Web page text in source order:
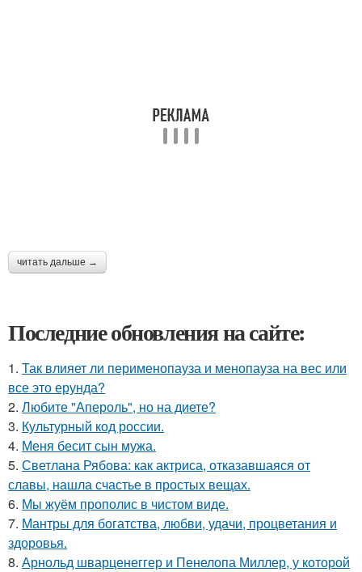
читать дальше →
Последние обновления на сайте:
1. Так влияет ли перименопауза и менопауза на вес или
все это ерунда?
2. Любите "Апероль", но на диете?
3. Культурный код россии.
4. Меня бесит сын мужа.
5. Светлана Рябова: как актриса, отказавшаяся от
славы, нашла счастье в простых вещах.
6. Мы жуём прополис в чистом виде.
7. Мантры для богатства, любви, удачи, процветания и
здоровья.
8. Арнольд шварценеггер и Пенелопа Миллер, у которой